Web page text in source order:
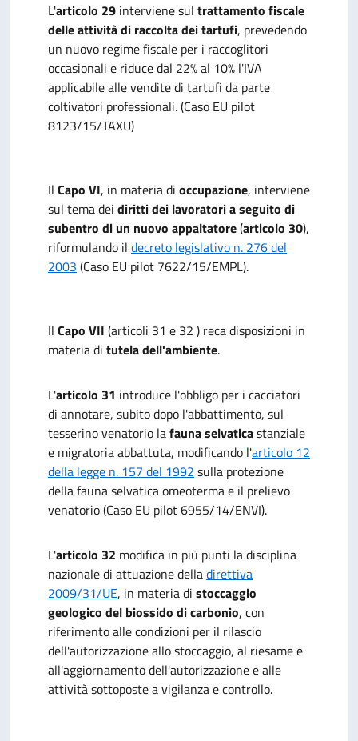
L'articolo 29 interviene sul trattamento fiscale
delle attività di raccolta dei tartufi, prevedendo
un nuovo regime fiscale per i raccoglitori
occasionali e riduce dal 22% al 10% l'IVA
applicabile alle vendite di tartufi da parte
coltivatori professionali. (Caso EU pilot
8123/15/TAXU)
Il Capo VI, in materia di occupazione, interviene
sul tema dei diritti dei lavoratori a seguito di
subentro di un nuovo appaltatore(articolo 30),
riformulando il decreto legislativo n. 276 del
2003 (Caso EU pilot 7622/15/EMPL).
Il Capo VII (articoli 31 e 32 ) reca disposizioni in
materia di tutela dell'ambiente.
L'articolo 31 introduce l'obbligo per i cacciatori
di annotare, subito dopo l'abbattimento, sul
tesserino venatorio lafauna selvaticastanziale
e migratoria abbattuta, modificando l'articolo 12
della legge n. 157 del 1992 sulla protezione
della fauna selvatica omeoterma e il prelievo
venatorio (Caso EU pilot 6955/14/ENVI).
L'articolo 32 modifica in più punti la disciplina
nazionale di attuazione delladirettiva
2009/31/UE, in materia di stoccaggio
geologico del biossido di carbonio, con
riferimento alle condizioni per il rilascio
dell'autorizzazione allo stoccaggio, al riesame e
all'aggiornamento dell'autorizzazione e alle
attività sottoposte a vigilanza e controllo.